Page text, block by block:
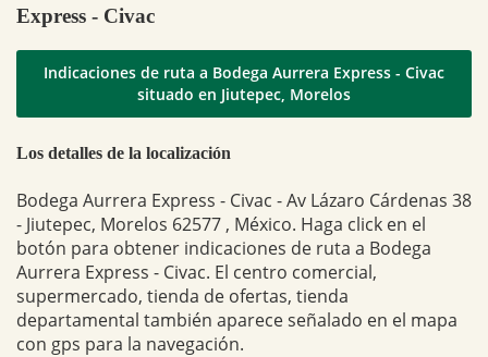
Express - Civac
Indicaciones de ruta a Bodega Aurrera Express - Civac
situado en Jiutepec, Morelos
Los detalles de la localización
Bodega Aurrera Express - Civac - Av Lázaro Cárdenas 38
- Jiutepec, Morelos 62577 , México. Haga click en el
botón para obtener indicaciones de ruta a Bodega
Aurrera Express - Civac. El centro comercial,
supermercado, tienda de ofertas, tienda
departamental también aparece señalado en el mapa
con gps para la navegación.